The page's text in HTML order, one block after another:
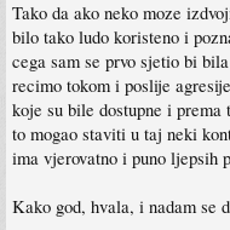
Tako da ako neko moze
bilo tako ludo koristeno i
cega sam se prvo sjetio bi
recimo tokom i poslije
koje su bile dostupne i
to mogao staviti u taj neki
ima vjerovatno i puno ljepsih
Kako god, hvala, i nadam se